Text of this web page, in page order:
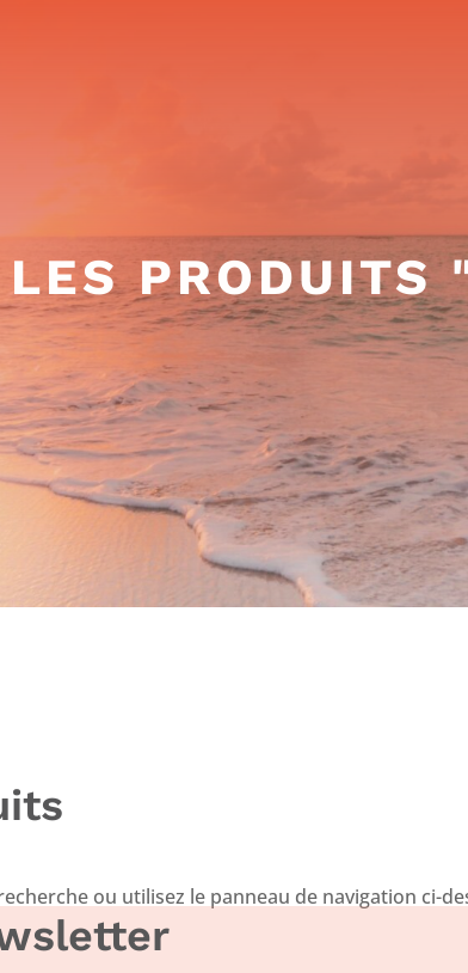
LES PRODUITS
ou utilisez le panneau de navigation ci-